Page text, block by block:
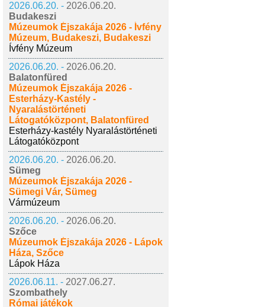
2026.06.20. - 2026.06.20.
Budakeszi
Múzeumok Éjszakája 2026 - Ívfény
Múzeum, Budakeszi, Budakeszi
Ívfény Múzeum
2026.06.20. - 2026.06.20.
Balatonfüred
Múzeumok Éjszakája 2026 -
Esterházy-Kastély -
Nyaralástörténeti
Látogatóközpont, Balatonfüred
Esterházy-kastély Nyaralástörténeti
Látogatóközpont
2026.06.20. - 2026.06.20.
Sümeg
Múzeumok Éjszakája 2026 -
Sümegi Vár, Sümeg
Vármúzeum
2026.06.20. - 2026.06.20.
Szőce
Múzeumok Éjszakája 2026 - Lápok
Háza, Szőce
Lápok Háza
2026.06.11. - 2027.06.27.
Szombathely
Római játékok